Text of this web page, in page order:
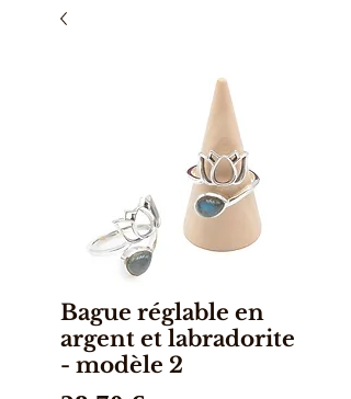
Bague réglable en
argent et labradorite
- modèle 2